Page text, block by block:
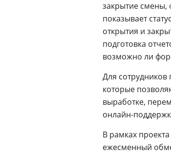
закрытие смены,
показывает
открытия и
подготовка
возможно ли
Для сотрудников
которые
выработке,
онлайн-
В рамках
ежесменный